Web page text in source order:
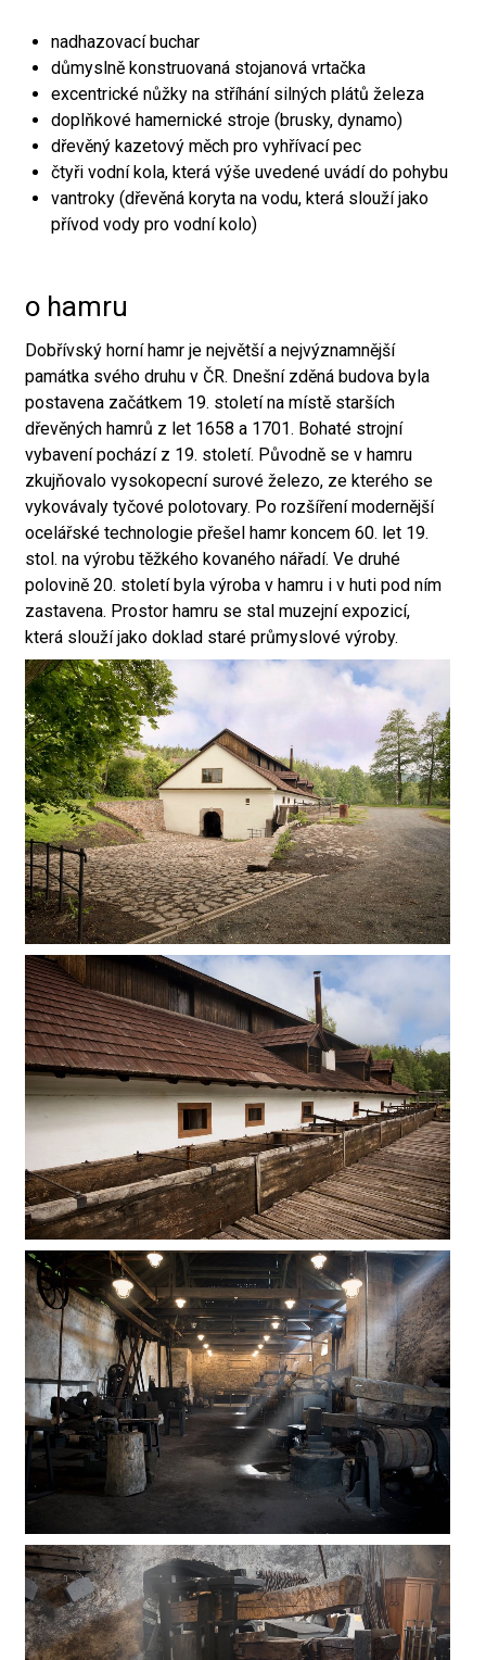
nadhazovací buchar
důmyslně konstruovaná stojanová vrtačka
excentrické nůžky na stříhání silných plátů železa
doplňkové hamernické stroje (brusky, dynamo)
dřevěný kazetový měch pro vyhřívací pec
čtyři vodní kola, která výše uvedené uvádí do pohybu
vantroky (dřevěná koryta na vodu, která slouží jako
přívod vody pro vodní kolo)
o hamru
Dobřívský horní hamr je největší a nejvýznamnější
památka svého druhu v ČR. Dnešní zděná budova byla
postavena začátkem 19. století na místě starších
dřevěných hamrů z let 1658 a 1701. Bohaté strojní
vybavení pochází z 19. století. Původně se v hamru
zkujňovalo vysokopecní surové železo, ze kterého se
vykovávaly tyčové polotovary. Po rozšíření modernější
ocelářské technologie přešel hamr koncem 60. let 19.
stol. na výrobu těžkého kovaného nářadí. Ve druhé
polovině 20. století byla výroba v hamru i v huti pod ním
zastavena. Prostor hamru se stal muzejní expozicí,
která slouží jako doklad staré průmyslové výroby.